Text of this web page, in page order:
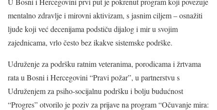
mentalno zdravlje i mirovni aktivizam, s jasnim ciljem – osnažiti
ljude koji već decenijama podstiču dijalog i mir u svojim
zajednicama, vrlo često bez ikakve sistemske podrške.
Udruženje za podršku ratnim veteranima, porodicama i žrtvama
rata u Bosni i Hercegovini “Pravi požar”, u partnerstvu s
Udruženjem za psiho-socijalnu podršku i bolju budućnost
“Progres” otvorilo je poziv za prijave na program “Očuvanje mira: